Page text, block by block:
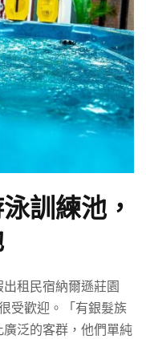
訓練池，
租民宿納爾遜莊園
受歡迎。「有銀髮族
泛的客群，他們單純